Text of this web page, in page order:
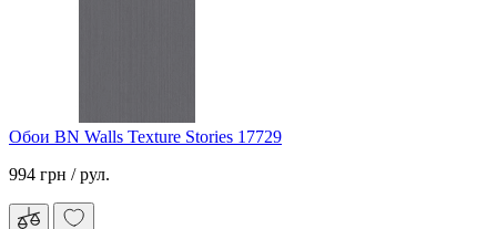
Обои BN Walls Texture Stories 17729
994 грн / рул.